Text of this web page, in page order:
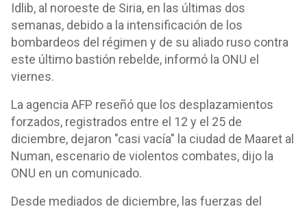
Idlib, al noroeste de Siria, en las últimas dos
semanas, debido a la intensificación de los
bombardeos del régimen y de su aliado ruso contra
este último bastión rebelde, informó la ONU el
viernes.
La agencia AFP reseñó que los desplazamientos
forzados, registrados entre el 12 y el 25 de
diciembre, dejaron "casi vacía" la ciudad de Maaret al
Numan, escenario de violentos combates, dijo la
ONU en un comunicado.
Desde mediados de diciembre, las fuerzas del